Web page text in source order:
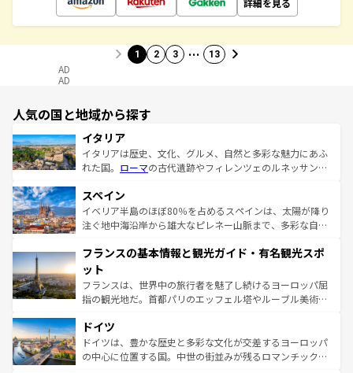
1 2 3 … 13
AD
AD
人気の国と地域から探す
イタリア
イタリアは歴史、文化、グルメ、自然と多彩な魅力にあふ
れた国。 ローマの古代遺跡やフィレンツェのルネッサンス
ろん、トスカーナの美しい田園風景やアマルフィ海岸の絶
景など、自然景観も見逃せない。観光の合間には、本場の
ピザやパスタなど、絶品のイタリア料理を堪能することも
ませてくれるイタリアで、忘れられない旅をしてみよう！
なお、新着のイタリア情報は
しい。
スペイン
イベリア半島のほぼ80％を占めるスペインは、太陽が降り
注ぐ地中海沿岸から雄大なピレネー山脈まで、多彩な自然
文化が根付くこの国では、情熱的なフラメンコ、熱気あふ
れる闘牛、そして美味しいタパスが生活の一部となってい
る。首都マドリードの洗練された雰囲気や、バルセロナの
アートに溢れた街角から、地方では古代ローマ遺跡や中世
せる。地方によって風土や気候が異なるスペインはその個
性で訪れる人を魅了する。 なお、新着のスペイン情報は コ
ンテンツ一覧を参照してほしい。
フランスの基本情報と観光ガイド・有名観光スポ
ット
フランスは、世界中の旅行者を魅了し続けるヨーロッパ屈
指の観光地だ。首都パリのエッフェル塔やルーブル美術館
で、幅広い魅力が詰まっている。華麗な宮殿、歴史的な大
聖堂、美しいビーチ、そして豊かな自然が、訪れる者を心
から魅了する。また、フランスは美食の国としても知ら
ドイツ
ドイツは、豊かな歴史と多彩な文化が交差するヨーロッパ
の中心に位置する国。中世の街並みが残るロマンチック街